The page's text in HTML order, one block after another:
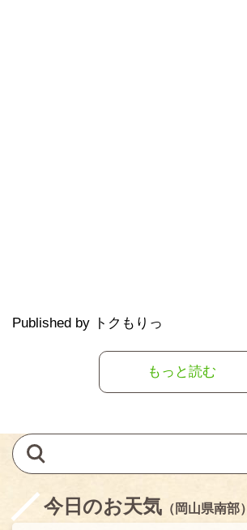
Published by トクもりっ
もっと読む
今日のお天気 （岡山県南部）